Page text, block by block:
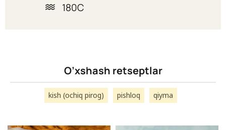
180C
O’xshash retseptlar
kish (ochiq pirog) pishloq qiyma